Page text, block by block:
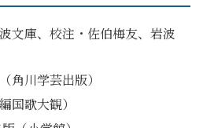
文庫、校注・佐伯梅友、岩波
角川学芸出版）
国歌大観）